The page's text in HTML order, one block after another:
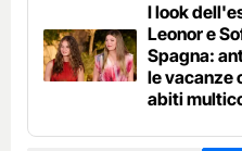
I look
Leonor e
Spagna:
le vacanze
abiti